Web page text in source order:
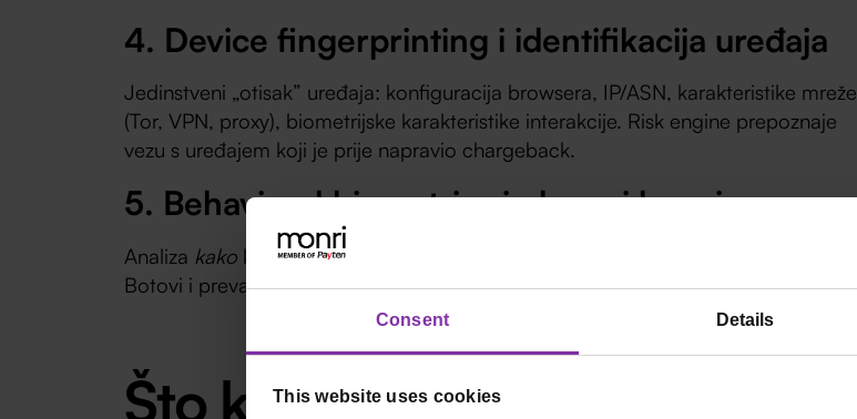
Consent Details
This website uses cookies
4. Device fingerprinting i identifikacija uređaja
Jedinstveni „otisak” uređaja: konfiguracija browsera, IP/ASN, karakteristike mreže
(Tor, VPN, proxy), biometrijske karakteristike interakcije. Risk engine prepoznaje
vezu s uređajem koji je prije napravio chargeback.
5. Behavioral biometrics i obrasci kupnje
Analiza kako kupac unosi podatke. Legitimni kupci imaju pauze, čitaju, skrolaju.
Botovi i prevaranti rade direktno – pune košaricu i plaćaju za 30 sekundi.
Što kombinacija signala znači